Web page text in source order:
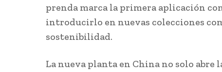
prenda marca la primera aplicación
introducirlo en nuevas colecciones
sostenibilidad.
La nueva planta en China no solo abre